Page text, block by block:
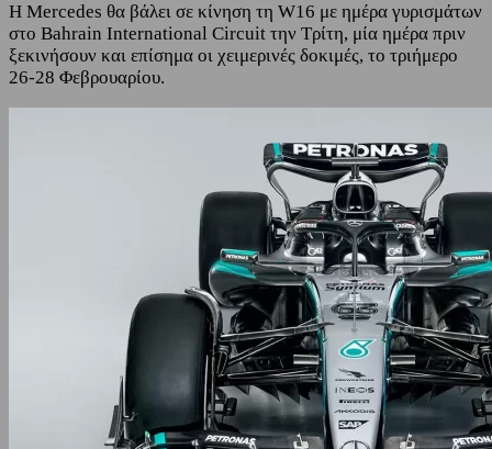
Η Mercedes θα βάλει σε κίνηση τη W16 με ημέρα γυρισμάτων
στο Bahrain International Circuit την Τρίτη, μία ημέρα πριν
ξεκινήσουν και επίσημα οι χειμερινές δοκιμές, το τριήμερο
26-28 Φεβρουαρίου.